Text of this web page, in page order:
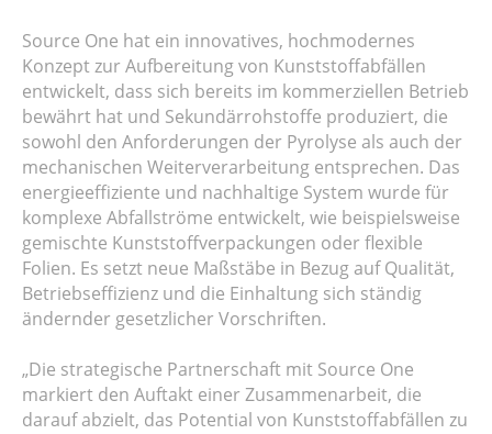
Source One hat ein innovatives, hochmodernes
Konzept zur Aufbereitung von Kunststoffabfällen
entwickelt, dass sich bereits im kommerziellen Betrieb
bewährt hat und Sekundärrohstoffe produziert, die
sowohl den Anforderungen der Pyrolyse als auch der
mechanischen Weiterverarbeitung entsprechen. Das
energieeffiziente und nachhaltige System wurde für
komplexe Abfallströme entwickelt, wie beispielsweise
gemischte Kunststoffverpackungen oder flexible
Folien. Es setzt neue Maßstäbe in Bezug auf Qualität,
Betriebseffizienz und die Einhaltung sich ständig
ändernder gesetzlicher Vorschriften.
„Die strategische Partnerschaft mit Source One
markiert den Auftakt einer Zusammenarbeit, die
darauf abzielt, das Potential von Kunststoffabfällen zu